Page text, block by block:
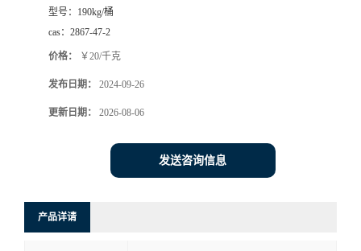
型号： 190kg/桶
cas： 2867-47-2
价格： ￥20/千克
发布日期： 2024-09-26
更新日期： 2026-08-06
发送咨询信息
产品详请